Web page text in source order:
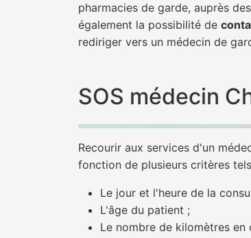
pharmacies de garde, auprès
également la possibilité de
rediriger vers un médecin de
SOS médecin
Recourir aux services d'un
fonction de plusieurs critères
Le jour et l'heure de la
L'âge du patient ;
Le nombre de kilomètres